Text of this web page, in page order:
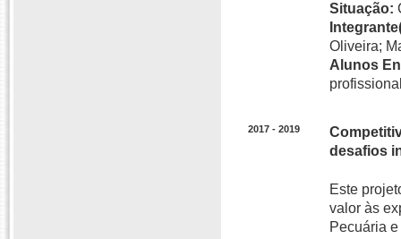
Situação:
Oliveira;
Alunos
2017 - 2019
desafios
Este
valor às
Pecuária